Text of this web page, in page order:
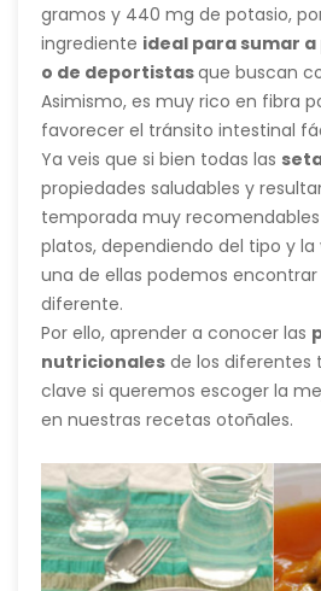
gramos y 440 mg de potasio,
ingrediente ideal para sumar
o de deportistasque buscan
Asimismo, es muy rico en fibra
favorecer el tránsito intestinal
Ya veis que si bien todas las
propiedades saludables y
temporada muy
platos, dependiendo del tipo y
una de ellas podemos
diferente.
Por ello, aprender a conocer las
nutricionales de los diferentes
clave si queremos escoger la
en nuestras recetas otoñales.